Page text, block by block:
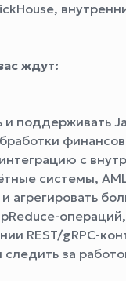
ждут:
и поддерживать
с
системы,
агрегировать
операций,
REST/gRPC-
следить за